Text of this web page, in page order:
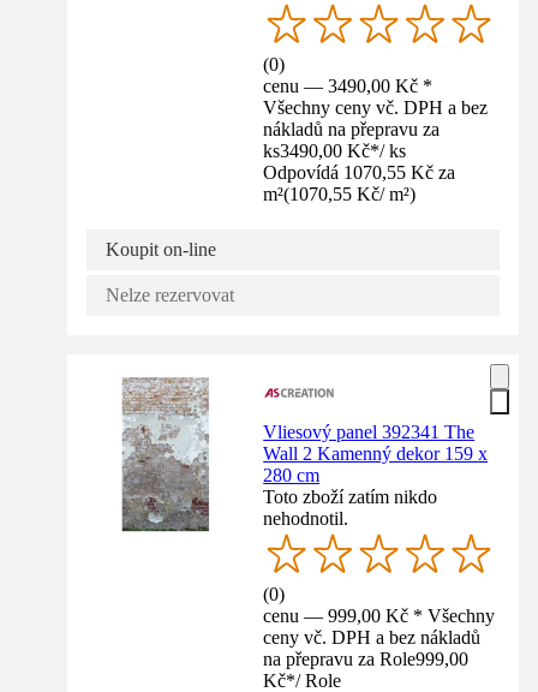
(0)
cenu — 3490,00 Kč *
Všechny ceny vč. DPH a bez
nákladů na přepravu za
ks3490,00 Kč*/ ks
Odpovídá 1070,55 Kč za
m²(1070,55 Kč/ m²)
Koupit on-line
Nelze rezervovat
Vliesový panel 392341 The
Wall 2 Kamenný dekor 159 x
280 cm
Toto zboží zatím nikdo
nehodnotil.
(0)
cenu — 999,00 Kč * Všechny
ceny vč. DPH a bez nákladů
na přepravu za Role999,00
Kč*/ Role